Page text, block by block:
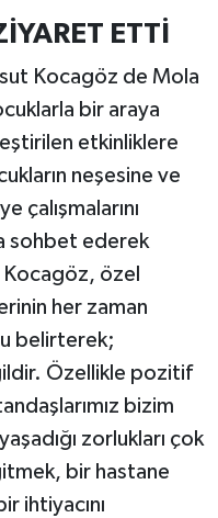
ETTİ
Kocagöz de Mola
bir araya
etkinliklere
neşesine ve
çalışmalarını
sohbet ederek
Kocagöz, özel
her zaman
belirterek;
Özellikle pozitif
bizim
zorlukları çok
bir hastane
ihtiyacını